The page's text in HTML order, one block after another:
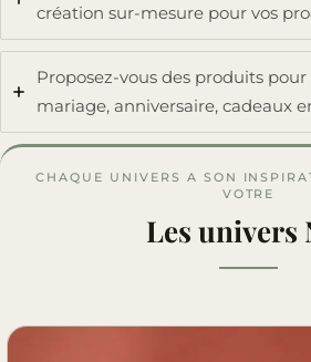
création sur-mesure pour vos
Proposez-vous des produits
mariage, anniversaire, cadeaux
CHAQUE UNIVERS A SON
VOTRE
Les univers